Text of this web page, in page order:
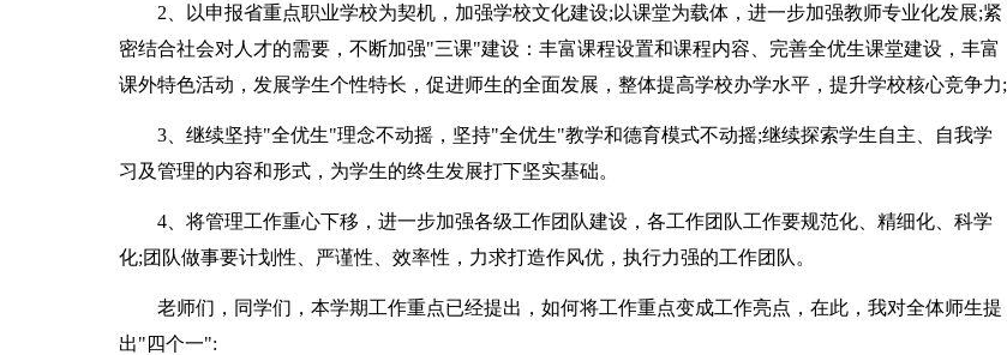
2、以申报省重点职业学校为契机，加强学校文化建设;以课堂为载体，进一步加强教师专业化发展;紧
密结合社会对人才的需要，不断加强"三课"建设：丰富课程设置和课程内容、完善全优生课堂建设，丰富
课外特色活动，发展学生个性特长，促进师生的全面发展，整体提高学校办学水平，提升学校核心竞争力;
3、继续坚持"全优生"理念不动摇，坚持"全优生"教学和德育模式不动摇;继续探索学生自主、自我学
习及管理的内容和形式，为学生的终生发展打下坚实基础。
4、将管理工作重心下移，进一步加强各级工作团队建设，各工作团队工作要规范化、精细化、科学
化;团队做事要计划性、严谨性、效率性，力求打造作风优，执行力强的工作团队。
老师们，同学们，本学期工作重点已经提出，如何将工作重点变成工作亮点，在此，我对全体师生提
出"四个一":